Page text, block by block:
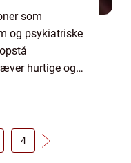
som
og psykiatriske
hurtige og
4